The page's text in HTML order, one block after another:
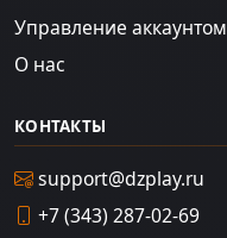
Управление аккаунтом
О нас
КОНТАКТЫ
support@dzplay.ru
+7 (343) 287-02-69